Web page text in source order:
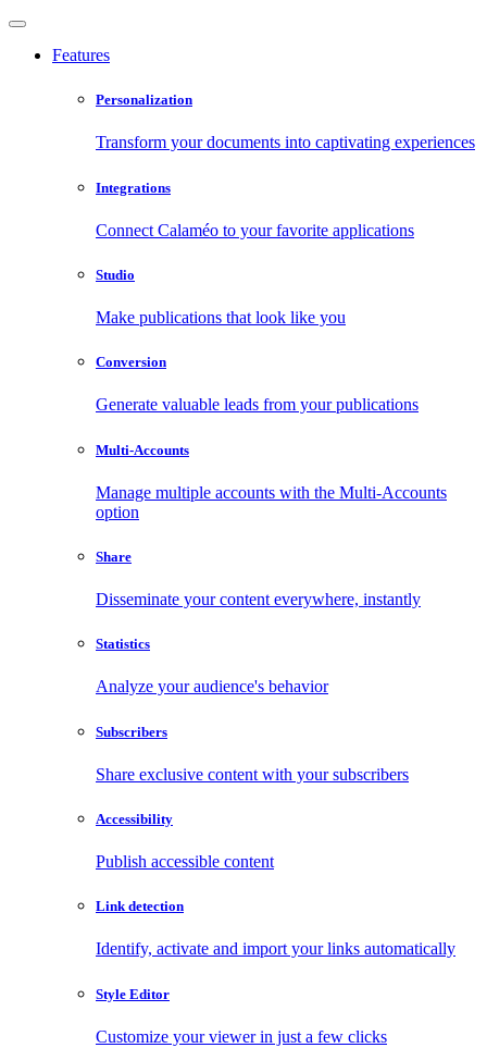
Features
Personalization
Transform your documents into captivating experiences
Integrations
Connect Calaméo to your favorite applications
Studio
Make publications that look like you
Conversion
Generate valuable leads from your publications
Multi-Accounts
Manage multiple accounts with the Multi-Accounts
option
Share
Disseminate your content everywhere, instantly
Statistics
Analyze your audience's behavior
Subscribers
Share exclusive content with your subscribers
Accessibility
Publish accessible content
Link detection
Identify, activate and import your links automatically
Style Editor
Customize your viewer in just a few clicks